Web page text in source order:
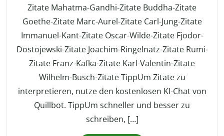
Zitate Mahatma-Gandhi-Zitate Buddha-Zitate
Goethe-Zitate Marc-Aurel-Zitate Carl-Jung-Zitate
Immanuel-Kant-Zitate Oscar-Wilde-Zitate Fjodor-
Dostojewski-Zitate Joachim-Ringelnatz-Zitate Rumi-
Zitate Franz-Kafka-Zitate Karl-Valentin-Zitate
Wilhelm-Busch-Zitate TippUm Zitate zu
interpretieren, nutze den kostenlosen KI-Chat von
Quillbot. TippUm schneller und besser zu
schreiben, […]